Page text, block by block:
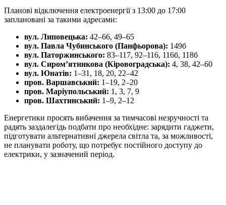
Планові відключення електроенергії з 13:00 до 17:00
заплановані за такими адресами:
вул. Липовецька: 42–66, 49–65
вул. Павла Чубинського (Панфьорова): 149б
вул. Паторжинського: 83–117, 92–116, 116б, 118б
вул. Сиром’ятникова (Кіровоградська): 4, 38, 42–60
вул. Юнатів: 1–31, 18, 20, 22–42
пров. Варшавський: 1–19, 2–20
пров. Маріупольський: 1, 3, 7, 9
пров. Шахтинський: 1–9, 2–12
Енергетики просять вибачення за тимчасові незручності та
радять заздалегідь подбати про необхідне: зарядити гаджети,
підготувати альтернативні джерела світла та, за можливості,
не планувати роботу, що потребує постійного доступу до
електрики, у зазначений період.